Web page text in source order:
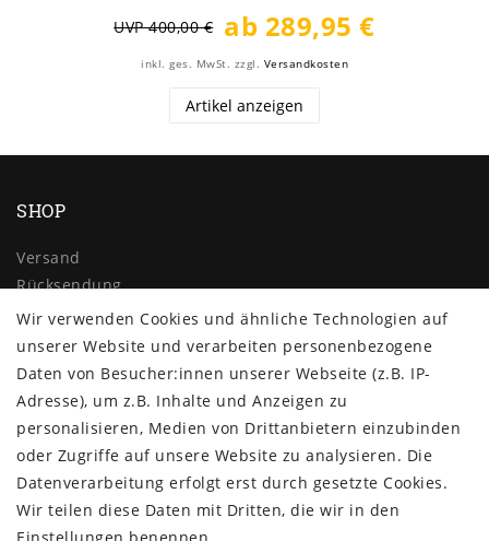
UVP 400,00 € ab 289,95 €
inkl. ges. MwSt. zzgl. Versandkosten
Artikel anzeigen
SHOP
Versand
Rücksendung
Widerrufs­recht
Impressum
Daten­schutz­erklärung
AGB
Kontakt
ZAHLUNG & VERSAND
Wir verwenden Cookies und ähnliche Technologien auf
unserer Website und verarbeiten personenbezogene
Daten von Besucher:innen unserer Webseite (z.B. IP-
Adresse), um z.B. Inhalte und Anzeigen zu
personalisieren, Medien von Drittanbietern einzubinden
oder Zugriffe auf unsere Website zu analysieren. Die
Datenverarbeitung erfolgt erst durch gesetzte Cookies.
Wir teilen diese Daten mit Dritten, die wir in den